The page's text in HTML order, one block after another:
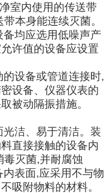
室内使用的传送带
本身能连续灭菌。
均应选用低噪声产
许值的设备应设置
设备或管道连接时,
设备、仪器仪表的
被动隔振措施。
洁、易于清洁。装
直接接触的设备内
灭菌,并耐腐蚀
表面,应采用不与物
吸附物料的材料。